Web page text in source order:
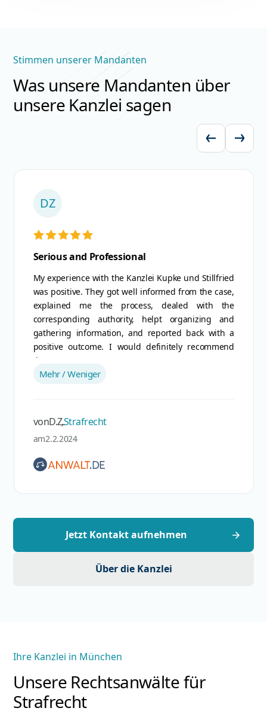
Stimmen unserer Mandanten
Was unsere Mandanten über
unsere Kanzlei sagen
BB
Hr Bartsch war immer sehr nett und freundlich ,
wie nach Absprache sind wir in die Verhandlung
rein. Am ende des Tages war unser ziel erreicht ,
ich hoffe das ich ihn nie wieder anrufen muss aber
sollte es was geben wirst du mein Anwalt sein. Sehr
zufrieden mit dem Endresultat.
Mehr / Weniger
B.B.,
Jetzt Kontakt aufnehmen
Über die Kanzlei
Ihre Kanzlei in München
Unsere Rechtsanwälte für
Strafrecht